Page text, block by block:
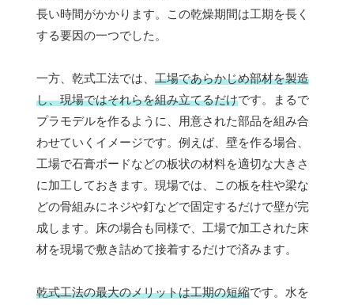
長い時間がかかります。この乾燥期間は工期を長く
する要因の一つでした。
一方、乾式工法では、 工場であらかじめ部材を製造
し、現場ではそれらを組み立てるだけです。まるで
プラモデルを作るように、用意された部品を組み合
わせていくイメージです。例えば、壁を作る場合、
工場で石膏ボードなどの板状の材料を適切な大きさ
に加工しておきます。現場では、この板を柱や梁な
どの骨組みにネジや釘などで固定するだけで壁が完
成します。床の場合も同様で、工場で加工された床
材を現場で敷き詰めて接着するだけで済みます。
乾式工法の最大のメリットは工期の短縮です。水を